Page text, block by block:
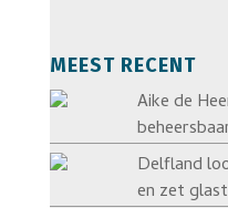
MEEST RECENT
Aike de
Delfland
en zet